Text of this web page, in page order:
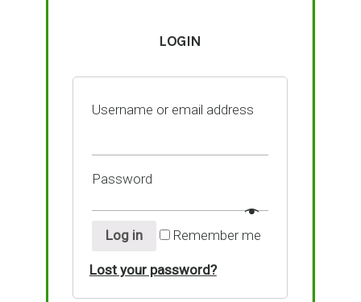
LOGIN
Username or email address
Password
Log in Remember me
Lost your password?